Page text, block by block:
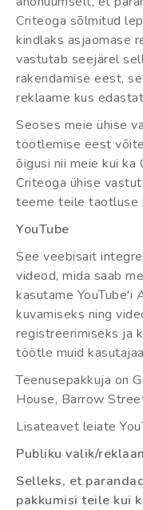
Criteoga sõlmitud
kindlaks asjaomase
vastutab seejärel
rakendamise eest,
reklaame kus
Seoses meie ühise
töötlemise eest
õigusi nii meie kui ka
Criteoga ühise
teeme teile taotluse
YouTube
See veebisait
videod, mida saab
kasutame
kuvamiseks ning
registreerimiseks ja
töötle muid
Teenusepakkuja on
House, Barrow
Lisateavet leiate
Publiku valik/
Selleks, et
pakkumisi teile kui